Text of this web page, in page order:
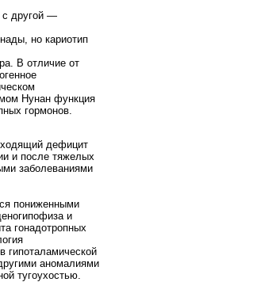
с другой —
но кариотип
В отличие от
Нунан функция
гормонов.
дефицит
и после тяжелых
заболеваниями
пониженными
и
гонадотропных
гипоталамической
аномалиями
тугоухостью.